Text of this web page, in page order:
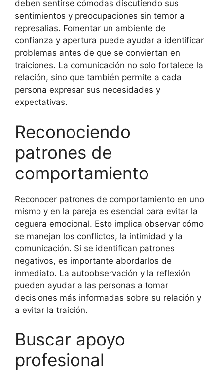
deben sentirse cómodas discutiendo sus
sentimientos y preocupaciones sin temor a
represalias. Fomentar un ambiente de
confianza y apertura puede ayudar a identificar
problemas antes de que se conviertan en
traiciones. La comunicación no solo fortalece la
relación, sino que también permite a cada
persona expresar sus necesidades y
expectativas.
Reconociendo
patrones de
comportamiento
Reconocer patrones de comportamiento en uno
mismo y en la pareja es esencial para evitar la
ceguera emocional. Esto implica observar cómo
se manejan los conflictos, la intimidad y la
comunicación. Si se identifican patrones
negativos, es importante abordarlos de
inmediato. La autoobservación y la reflexión
pueden ayudar a las personas a tomar
decisiones más informadas sobre su relación y
a evitar la traición.
Buscar apoyo
profesional